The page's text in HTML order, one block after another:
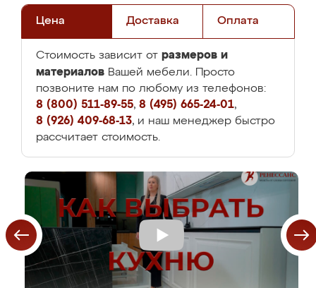
Цена Доставка Оплата
Стоимость зависит от размеров и
материалов Вашей мебели. Просто
позвоните нам по любому из телефонов:
8 (800) 511-89-55, 8 (495) 665-24-01,
8 (926) 409-68-13, и наш менеджер быстро
рассчитает стоимость.